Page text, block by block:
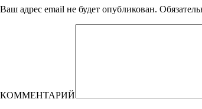
Ваш адрес email не будет опубликован.
КОММЕНТАРИЙ